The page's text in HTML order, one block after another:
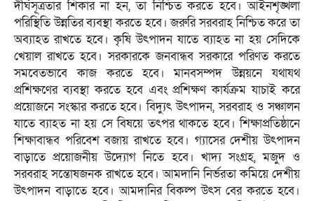
দীর্ঘসূত্রতার শিকার না হন, তা নিশ্চিত করতে হবে। আইনশৃঙ্খলা
পরিস্থিতি উন্নতির ব্যবস্থা করতে হবে। জরুরি সরবরাহ নিশ্চিত করে তা
অব্যাহত রাখতে হবে। কৃষি উৎপাদন যাতে ব্যাহত না হয় সেদিকে
খেয়াল রাখতে হবে। সরকারকে জনবান্ধব সরকারে পরিণত করতে
সমবেতভাবে কাজ করতে হবে। মানবসম্পদ উন্নয়নে যথাযথ
প্রশিক্ষণের ব্যবস্থা করতে হবে এবং প্রশিক্ষণ কার্যক্রম যাচাই করে
প্রয়োজনে সংস্কার করতে হবে। বিদ্যুৎ উৎপাদন, সরবরাহ ও সঞ্চালন
যাতে ব্যাহত না হয় সে বিষয়ে তৎপর থাকতে হবে। শিক্ষাপ্রতিষ্ঠানে
শিক্ষাবান্ধব পরিবেশ বজায় রাখতে হবে। গ্যাসের দেশীয় উৎপাদন
বাড়াতে প্রয়োজনীয় উদ্যোগ নিতে হবে। খাদ্য সংগ্রহ, মজুদ ও
সরবরাহ সন্তোষজনক রাখতে হবে। আমদানি নির্ভরতা কমিয়ে দেশীয়
উৎপাদন বাড়াতে হবে। আমদানির বিকল্প উৎস বের করতে হবে।